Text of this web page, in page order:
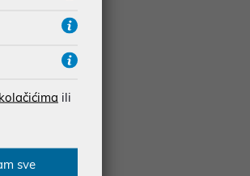
ili
sve